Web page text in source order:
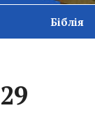
Біблія